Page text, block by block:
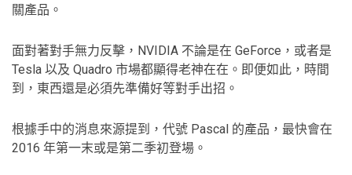
關產品。
面對著對手無力反擊，NVIDIA 不論是在 GeForce，或者是
Tesla 以及 Quadro 市場都顯得老神在在。即便如此，時間
到，東西還是必須先準備好等對手出招。
根據手中的消息來源提到，代號 Pascal 的產品，最快會在
2016 年第一末或是第二季初登場。